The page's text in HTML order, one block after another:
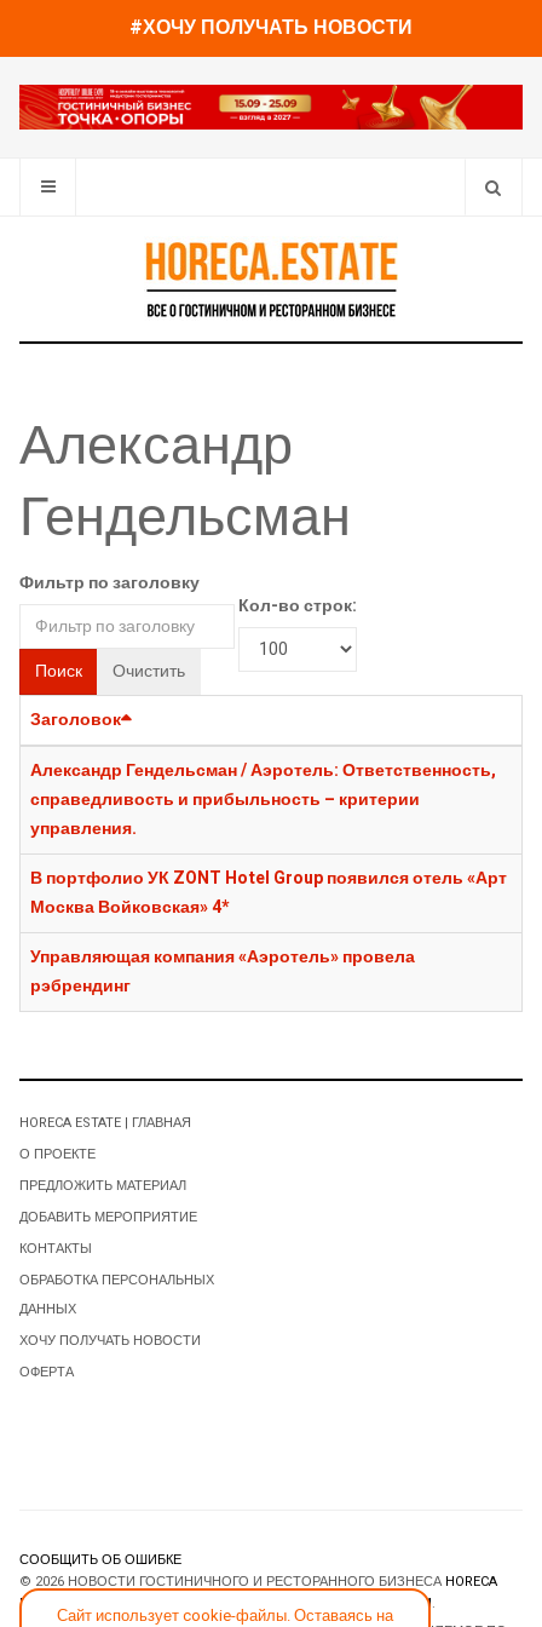
#ХОЧУ ПОЛУЧАТЬ НОВОСТИ
Александр
Гендельсман
Фильтр по заголовку
Поиск Очистить
Кол-во строк:
Заголовок
Александр Гендельсман / Аэротель: Ответственность,
справедливость и прибыльность – критерии
управления.
В портфолио УК ZONT Hotel Group появился отель «Арт
Москва Войковская» 4*
Управляющая компания «Аэротель» провела
рэбрендинг
Сайт использует cookie-файлы. Оставаясь на
HORECA ESTATE | ГЛАВНАЯ
О ПРОЕКТЕ
ПРЕДЛОЖИТЬ МАТЕРИАЛ
ДОБАВИТЬ МЕРОПРИЯТИЕ
КОНТАКТЫ
ОБРАБОТКА ПЕРСОНАЛЬНЫХ
ДАННЫХ
ХОЧУ ПОЛУЧАТЬ НОВОСТИ
ОФЕРТА
СООБЩИТЬ ОБ ОШИБКЕ
© 2026 НОВОСТИ ГОСТИНИЧНОГО И РЕСТОРАННОГО БИЗНЕСА HORECA
ESTATE
JOOMLART.COM.